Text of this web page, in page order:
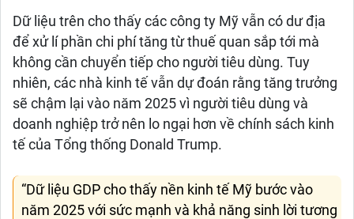
Dữ liệu trên cho thấy các công ty Mỹ vẫn có dư địa
để xử lí phần chi phí tăng từ thuế quan sắp tới mà
không cần chuyển tiếp cho người tiêu dùng. Tuy
nhiên, các nhà kinh tế vẫn dự đoán rằng tăng trưởng
sẽ chậm lại vào năm 2025 vì người tiêu dùng và
doanh nghiệp trở nên lo ngại hơn về chính sách kinh
tế của Tổng thống Donald Trump.
“Dữ liệu GDP cho thấy nền kinh tế Mỹ bước vào
năm 2025 với sức mạnh và khả năng sinh lời tương